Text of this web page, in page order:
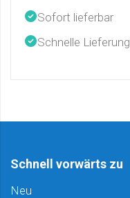
Sofort lieferbar
Schnelle Lieferung
Schnell vorwärts zu
Neu